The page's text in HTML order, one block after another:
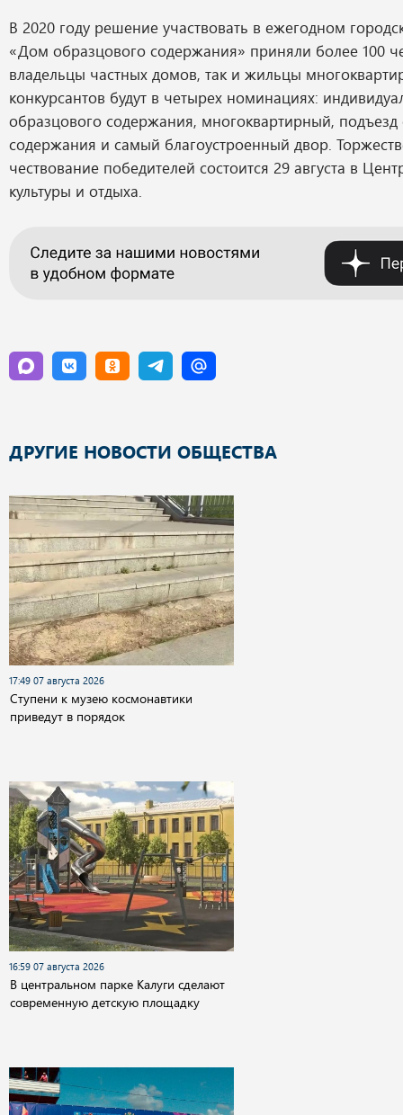
В 2020 году решение участвовать в ежегодном
«Дом образцового содержания» приняли более 100
владельцы частных домов, так и жильцы
конкурсантов будут в четырех номинациях:
образцового содержания, многоквартирный, подъезд
содержания и самый благоустроенный двор.
чествование победителей состоится 29 августа в
культуры и отдыха.
ДРУГИЕ НОВОСТИ ОБЩЕСТВА
17:49 07 августа 2026
Cтупени к музею космонавтики
приведут в порядок
16:59 07 августа 2026
В центральном парке Калуги сделают
современную детскую площадку